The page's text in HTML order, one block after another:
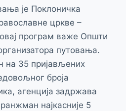
је Поклоничка
цркве –
програм важе Општи
путовања.
на 35 пријављених
броја
агенција задржава
најкасније 5